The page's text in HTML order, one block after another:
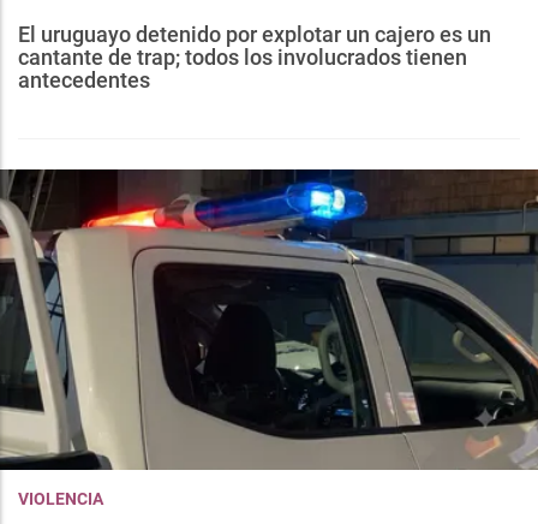
El uruguayo detenido por explotar un cajero es un
cantante de trap; todos los involucrados tienen
antecedentes
VIOLENCIA